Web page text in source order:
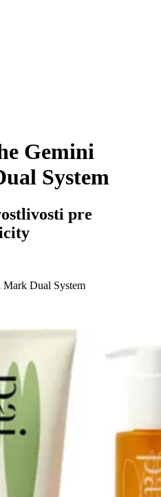
Gemini
System
pre
Mark Dual System